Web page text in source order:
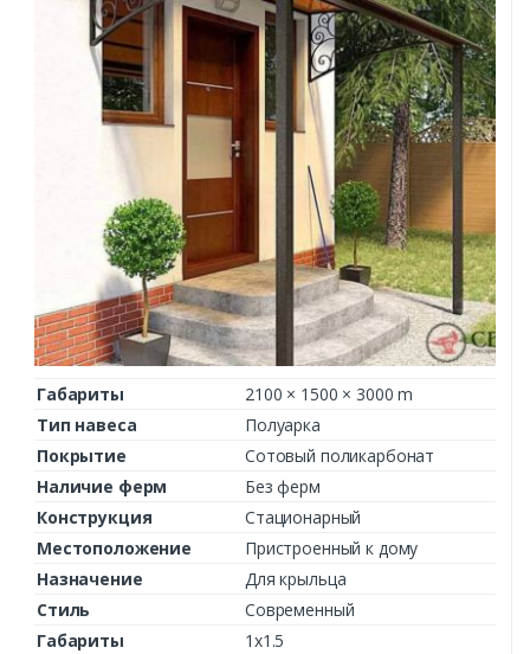
Габариты
2100 × 1500 × 3000 m
Тип навеса
Полуарка
Покрытие
Сотовый поликарбонат
Наличие ферм
Без ферм
Конструкция
Стационарный
Местоположение
Пристроенный к дому
Назначение
Для крыльца
Стиль
Современный
Габариты
1х1.5